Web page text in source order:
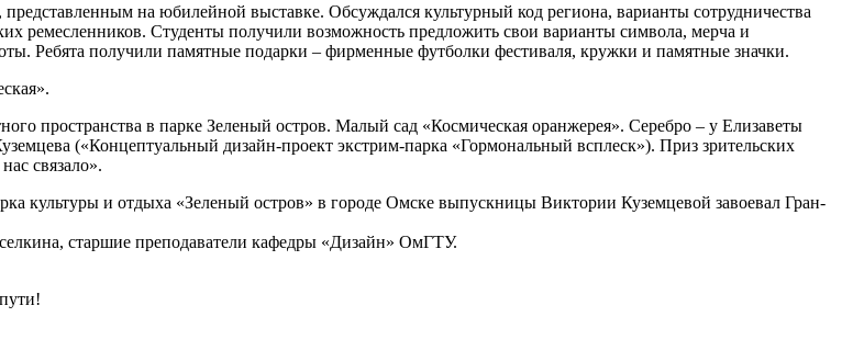
на юбилейной выставке. Обсуждался культурный код региона, варианты сотрудничества
ремесленников. Студенты получили возможность предложить свои варианты символа, мерча и
Ребята получили памятные подарки – фирменные футболки фестиваля, кружки и памятные значки.
пространства в парке Зеленый остров. Малый сад «Космическая оранжерея». Серебро – у Елизаветы
(«Концептуальный дизайн-проект экстрим-парка «Гормональный всплеск»). Приз зрительских
связало».
культуры и отдыха «Зеленый остров» в городе Омске выпускницы Виктории Куземцевой завоевал Гран-
старшие преподаватели кафедры «Дизайн» ОмГТУ.